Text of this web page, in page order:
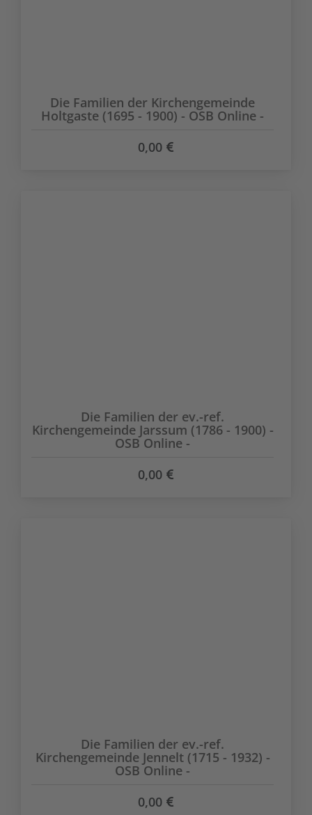
Die Familien der Kirchengemeinde
Holtgaste (1695 - 1900) - OSB Online -
0,00
Die Familien der ev.-ref.
Kirchengemeinde Jarssum (1786 - 1900) -
OSB Online -
0,00
Die Familien der ev.-ref.
Kirchengemeinde Jennelt (1715 - 1932) -
OSB Online -
0,00